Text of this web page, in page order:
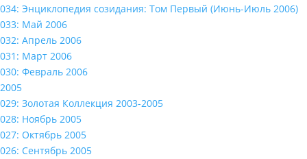
034: Энциклопедия созидания: Том Первый (Июнь-Июль 2006)
033: Май 2006
032: Апрель 2006
031: Март 2006
030: Февраль 2006
2005
029: Золотая Коллекция 2003-2005
028: Ноябрь 2005
027: Октябрь 2005
026: Сентябрь 2005